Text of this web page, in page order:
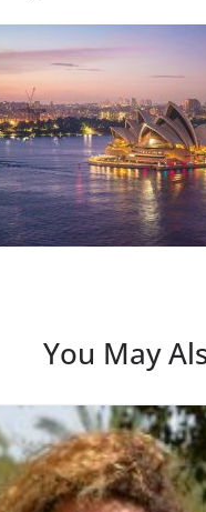
You May